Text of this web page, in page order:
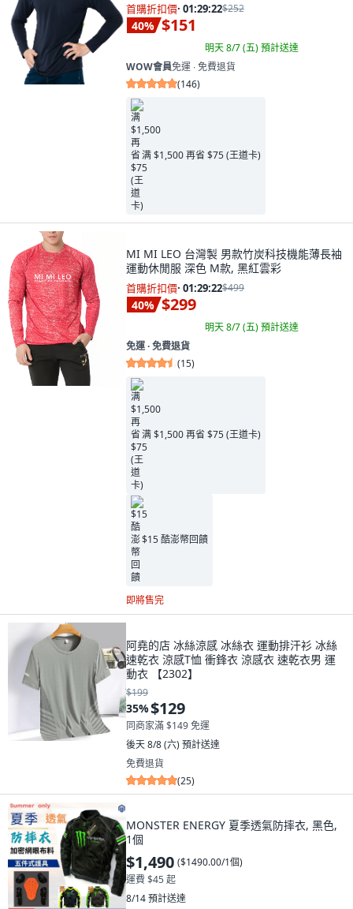
首購折扣價· 01:29:21$252
40% $151
明天 8/7 (五)預計送達
WOW會員免運 ∙ 免費退貨
(146)
满 $1,500 再省 $75 (王道卡)
MI MI LEO 台灣製 男款竹炭科技機能薄長袖
運動休閒服 深色 M款, 黑紅雲彩
首購折扣價· 01:29:21$499
40% $299
明天 8/7 (五)預計送達
免運 ∙ 免費退貨
(15)
满 $1,500 再省 $75 (王道卡)
$15 酷澎幣回饋
即將售完
阿堯的店 冰絲涼感 冰絲衣 運動排汗衫 冰絲
速乾衣 涼感T恤 衝鋒衣 涼感衣 速乾衣男 運
動衣 【2302】
$199
35%$129
同商家滿 $149 免運
後天 8/8 (六) 預計送達
免費退貨
(25)
MONSTER ENERGY 夏季透氣防摔衣, 黑色,
1個
$1,490 ($1490.00/1個)
運費 $45 起
8/14預計送達